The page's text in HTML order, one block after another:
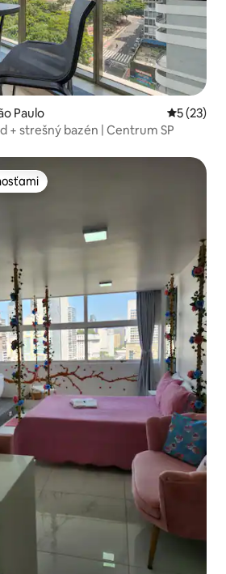
Paulo
5 (23)
+ strešný bazén | Centrum SP
hosťami